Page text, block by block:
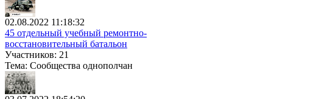
02.08.2022 11:18:32
45 отдельный учебный ремонтно-
восстановительный батальон
Участников: 21
Тема: Сообщества однополчан